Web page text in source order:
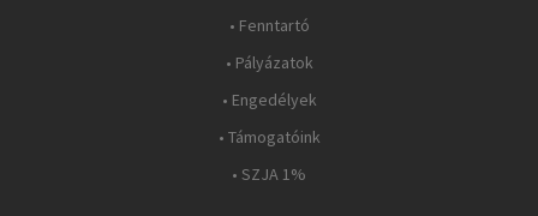
• Fenntartó
• Pályázatok
• Engedélyek
• Támogatóink
• SZJA 1%